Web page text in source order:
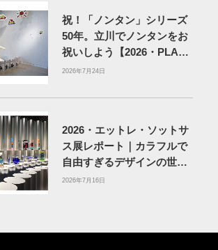
祝！「ノンタン」シリーズ
50年。立川でノンタンをお
祝いしよう【2026・PLAY!
MUSEUM】
2026年7月24日
2026・エットレ・ソットサ
ス展レポート｜カラフルで
自由すぎるデザインの世界
を体験
2026年7月16日